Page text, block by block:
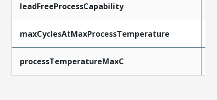
leadFreeProcessCapability
maxCyclesAtMaxProcessTemperature
processTemperatureMaxC